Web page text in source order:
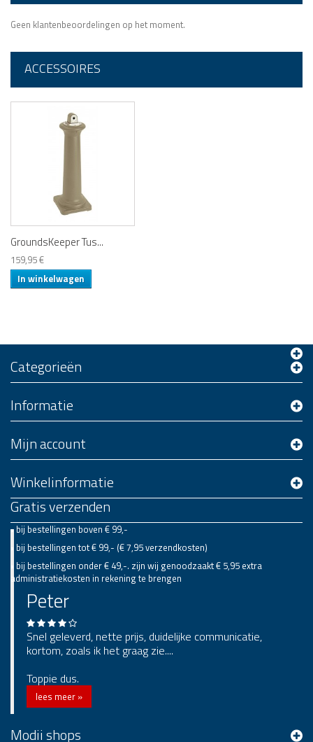
Geen klantenbeoordelingen op het moment.
ACCESSOIRES
GroundsKeeper Tus...
159,95 €
In winkelwagen
Categorieën
Informatie
Mijn account
Winkelinformatie
Gratis verzenden
• bij bestellingen boven € 99,-
• bij bestellingen tot € 99,- (€ 7,95 verzendkosten)
• bij bestellingen onder € 49,-. zijn wij genoodzaakt € 5,95 extra
administratiekosten in rekening te brengen
Peter
Snel geleverd, nette prijs, duidelijke communicatie,
kortom, zoals ik het graag zie....
Toppie dus.
lees meer »
Modii shops